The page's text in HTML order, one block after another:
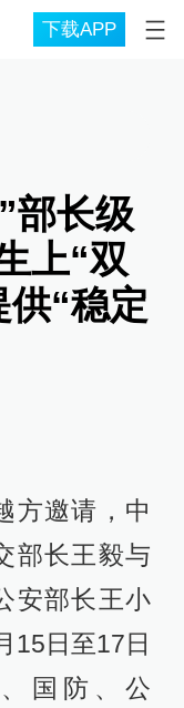
下载APP
部长级
上“双
“稳定
方邀请，中
部长王毅与
安部长王小
15日至17日
国防、公